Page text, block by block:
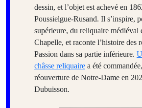
dessin, et l’objet est achevé en
Poussielgue-Rusand. Il s’inspire,
supérieure, du reliquaire médiéval
Chapelle, et raconte l’histoire des
Passion dans sa partie inférieure.
châsse reliquaire a été
réouverture de Notre-Dame en
Dubuisson.